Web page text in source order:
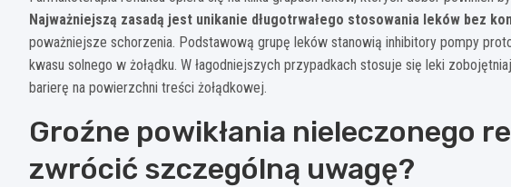
Najważniejszą zasadą jest unikanie długotrwałego stosowania leków bez
poważniejsze schorzenia. Podstawową grupę leków stanowią inhibitory pompy
kwasu solnego w żołądku. W łagodniejszych przypadkach stosuje się leki
barierę na powierzchni treści żołądkowej.
Groźne powikłania nieleczonego
zwrócić szczególną uwagę?